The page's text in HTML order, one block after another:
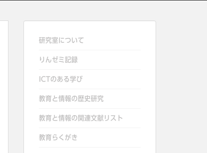
研究室について
りんゼミ記録
ICTのある学び
教育と情報の歴史研究
教育と情報の関連文献リスト
教育らくがき